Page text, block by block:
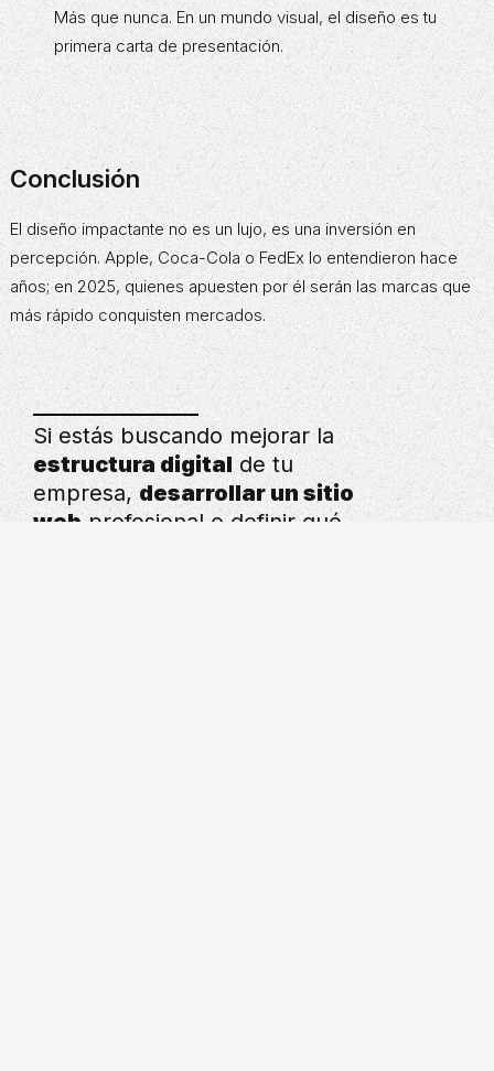
Más que nunca. En un mundo visual, el diseño es tu
primera carta de presentación.
Conclusión
El diseño impactante no es un lujo, es una inversión en
percepción. Apple, Coca-Cola o FedEx lo entendieron hace
años; en 2025, quienes apuesten por él serán las marcas que
más rápido conquisten mercados.
Si estás buscando mejorar la
estructura digitalde tu
empresa,desarrollar un sitio
webprofesional o definir qué